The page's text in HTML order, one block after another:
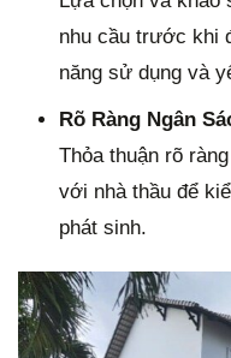
nhu cầu trước khi
năng sử dụng và
Rõ Ràng Ngân
Thỏa thuận rõ
với nhà thầu để
phát sinh.